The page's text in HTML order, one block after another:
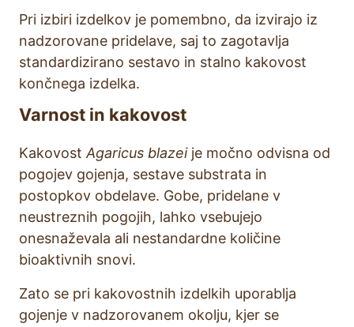
Pri izbiri izdelkov je pomembno, da izvirajo iz
nadzorovane pridelave, saj to zagotavlja
standardizirano sestavo in stalno kakovost
končnega izdelka.
Varnost in kakovost
Kakovost Agaricus blazeije močno odvisna od
pogojev gojenja, sestave substrata in
postopkov obdelave. Gobe, pridelane v
neustreznih pogojih, lahko vsebujejo
onesnaževala ali nestandardne količine
bioaktivnih snovi.
Zato se pri kakovostnih izdelkih uporablja
gojenje v nadzorovanem okolju, kjer se